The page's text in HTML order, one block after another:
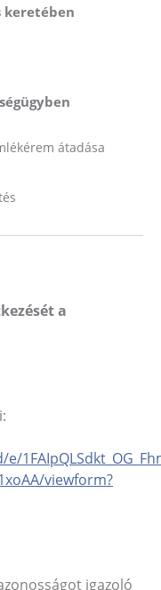
keretében
átadása
a
viewform?
igazoló